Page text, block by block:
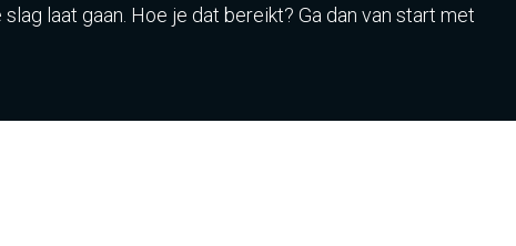
laat gaan. Hoe je dat bereikt? Ga dan van start met